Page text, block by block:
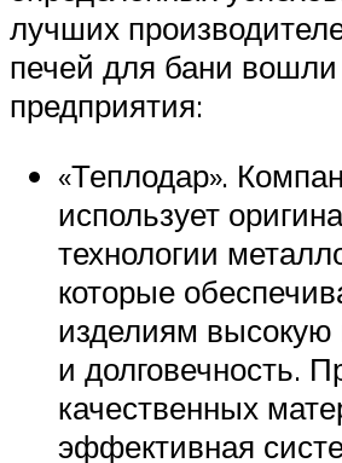
лучших
печей для бани
предприятия:
«Теплодар».
использует
технологии
которые
изделиям высокую
и долговечность.
качественных
эффективная